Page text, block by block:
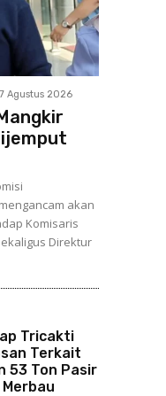
Agustus 2026
akan
Komisaris
Direktur
Tricakti
Terkait
53 Ton Pasir